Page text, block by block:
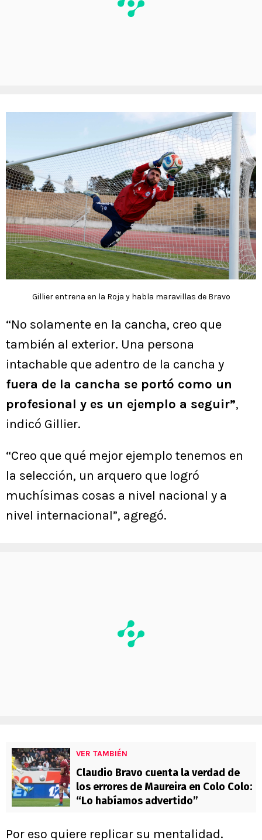
Gillier entrena en la Roja y habla maravillas de Bravo
“No solamente en la cancha, creo que
también al exterior. Una persona
intachable que adentro de la cancha y
fuera de la cancha se portó como un
profesional y es un ejemplo a seguir”,
indicó Gillier.
“Creo que qué mejor ejemplo tenemos en
la selección, un arquero que logró
muchísimas cosas a nivel nacional y a
nivel internacional”, agregó.
VER TAMBIÉN
Claudio Bravo cuenta la verdad de
los errores de Maureira en Colo Colo:
“Lo habíamos advertido”
Por eso quiere replicar su mentalidad.